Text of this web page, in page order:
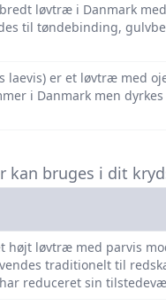
løvtræ i Danmark
til tøndebinding,
laevis) er et løvtræ med
i Danmark men
kan bruges i dit
højt løvtræ med parvis
traditionelt til
reduceret sin